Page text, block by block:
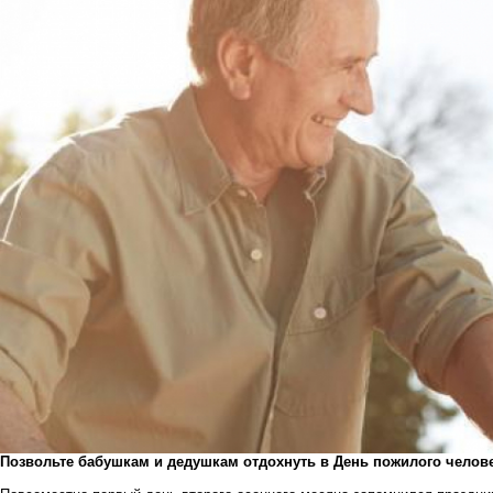
Позвольте бабушкам и дедушкам отдохнуть в День пожилого